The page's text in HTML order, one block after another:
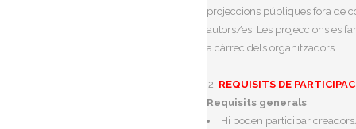
projeccions públiques fora de
autors/es. Les projeccions es
a càrrec dels organitzadors.
REQUISITS DE
Requisits generals
Hi poden participar